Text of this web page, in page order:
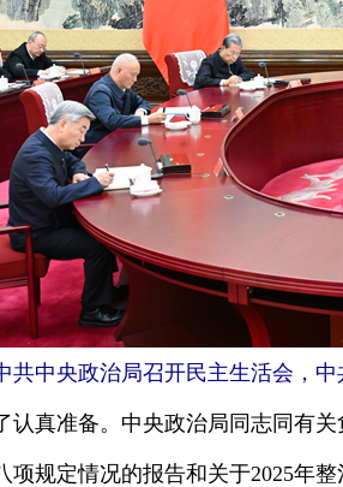
共中央政治局召开民主生活会，
准备。中央政治局同志同有关
项规定情况的报告和关于2025年